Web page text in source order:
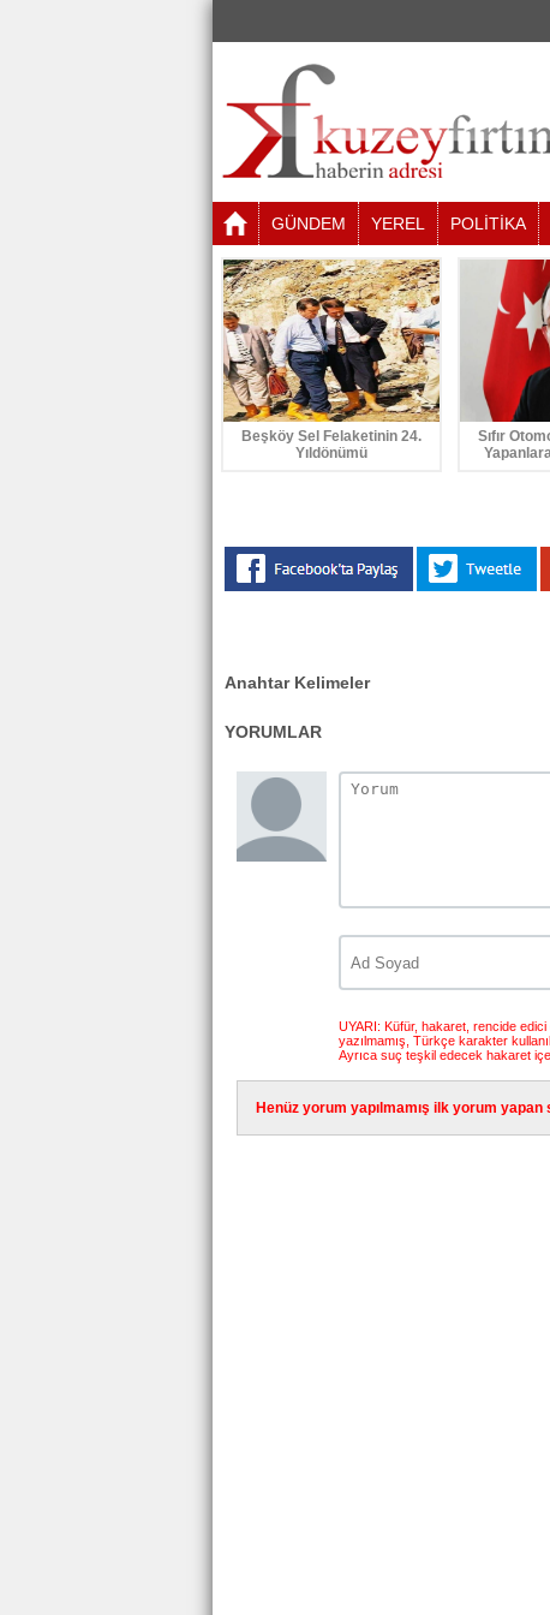
GÜNDEM YEREL POLİTİKA
Beşköy Sel Felaketinin 24.
Yıldönümü
Sıfır
Anahtar Kelimeler
YORUMLAR
UYARI: Küfür, hakaret, rencide edici
yazılmamış, Türkçe karakter
Ayrıca suç teşkil edecek hakaret
Henüz yorum yapılmamış ilk yorum yapan